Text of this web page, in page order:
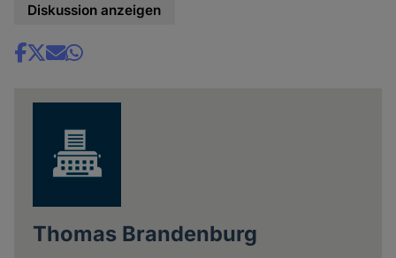
Diskussion anzeigen
Share
Thomas Brandenburg